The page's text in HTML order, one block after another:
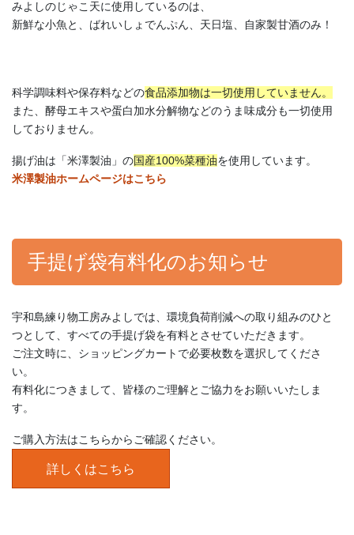
みよしのじゃこ天に使用しているのは、
新鮮な小魚と、ばれいしょでんぷん、天日塩、自家製甘酒のみ！
科学調味料や保存料などの食品添加物は一切使用していません。
また、酵母エキスや蛋白加水分解物などのうま味成分も一切使用
しておりません。
揚げ油は「米澤製油」の国産100%菜種油を使用しています。
米澤製油ホームページはこちら
手提げ袋有料化のお知らせ
宇和島練り物工房みよしでは、環境負荷削減への取り組みのひと
つとして、すべての手提げ袋を有料とさせていただきます。
ご注文時に、ショッピングカートで必要枚数を選択してくださ
い。
有料化につきまして、皆様のご理解とご協力をお願いいたしま
す。
ご購入方法はこちらからご確認ください。
詳しくはこちら